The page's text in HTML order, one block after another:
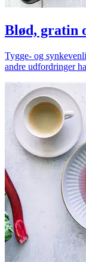
Blød, gratin
Tygge- og
andre udfordringer